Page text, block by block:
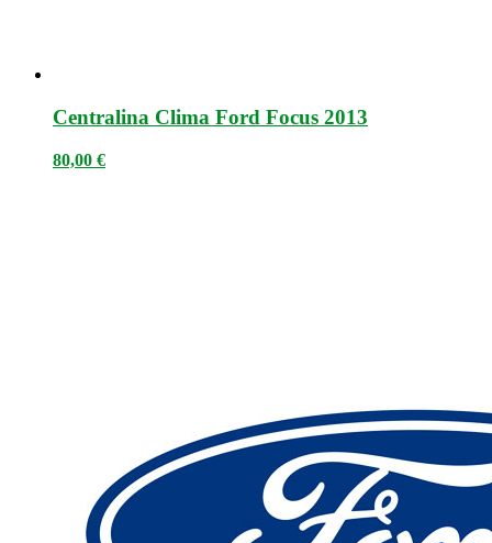
Centralina Clima Ford Focus 2013
80,00 €